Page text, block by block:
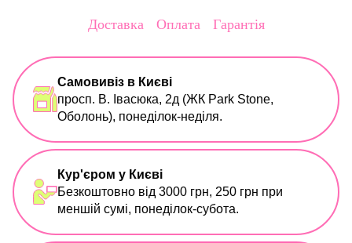
Доставка Оплата Гарантія
Самовивіз в Києві
просп. В. Івасюка, 2д (ЖК Park Stone,
Оболонь), понеділок-неділя.
Кур'єром у Києві
Безкоштовно від 3000 грн, 250 грн при
меншій сумі, понеділок-субота.